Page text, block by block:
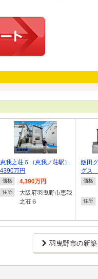
恵我之荘６（恵我ノ荘駅）
4390万円
価格 4,390万円
住所
大阪府羽曳野市恵我
之荘６
飯田
グス
価格
住所
羽曳野市の新